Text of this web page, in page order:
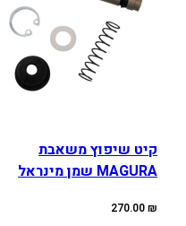
קיט שיפוץ משאבת
MAGURA שמן מינראל
270.00₪